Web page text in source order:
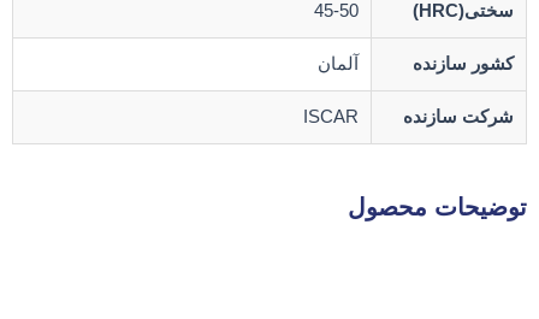
سختی(HRC) 45-50
کشور سازنده آلمان
شرکت سازنده ISCAR
توضیحات محصول